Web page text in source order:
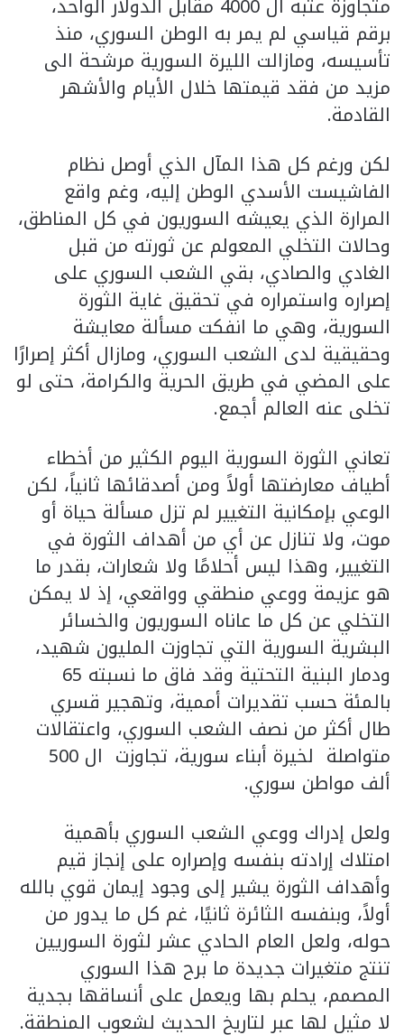
برقم قياسي لم يمر به الوطن السوري، منذ
تأسيسه، ومازالت الليرة السورية مرشحة الى
مزيد من فقد قيمتها خلال الأيام والأشهر
القادمة.
لكن ورغم كل هذا المآل الذي أوصل نظام
الفاشيست الأسدي الوطن إليه، وغم واقع
المرارة الذي يعيشه السوريون في كل المناطق،
وحالات التخلي المعولم عن ثورته من قبل
الغادي والصادي، بقي الشعب السوري على
إصراره واستمراره في تحقيق غاية الثورة
السورية، وهي ما انفكت مسألة معايشة
وحقيقية لدى الشعب السوري، ومازال أكثر إصرارًا
على المضي في طريق الحرية والكرامة، حتى لو
تخلى عنه العالم أجمع.
تعاني الثورة السورية اليوم الكثير من أخطاء
أطياف معارضتها أولاً ومن أصدقائها ثانياً، لكن
الوعي بإمكانية التغيير لم تزل مسألة حياة أو
موت، ولا تنازل عن أي من أهداف الثورة في
التغيير، وهذا ليس أحلامًا ولا شعارات، بقدر ما
هو عزيمة ووعي منطقي وواقعي، إذ لا يمكن
التخلي عن كل ما عاناه السوريون والخسائر
البشرية السورية التي تجاوزت المليون شهيد،
ودمار البنية التحتية وقد فاق ما نسبته 65
بالمئة حسب تقديرات أممية، وتهجير قسري
طال أكثر من نصف الشعب السوري، واعتقالات
متواصلة لخيرة أبناء سورية، تجاوزت ال 500
ألف مواطن سوري.
ولعل إدراك ووعي الشعب السوري بأهمية
امتلاك إرادته بنفسه وإصراره على إنجاز قيم
وأهداف الثورة يشير إلى وجود إيمان قوي بالله
أولاً، وبنفسه الثائرة ثانيًا، غم كل ما يدور من
حوله، ولعل العام الحادي عشر لثورة السوريين
تنتج متغيرات جديدة ما برح هذا السوري
المصمم، يحلم بها ويعمل على أنساقها بجدية
لا مثيل لها عبر لتاريخ الحديث لشعوب المنطقة.